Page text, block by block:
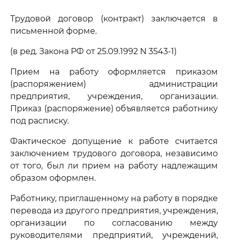
Трудовой договор (контракт) заключается в
письменной форме.
(в ред. Закона РФ от 25.09.1992 N 3543-1)
Прием на работу оформляется приказом
(распоряжением) администрации
предприятия, учреждения, организации.
Приказ (распоряжение) объявляется работнику
под расписку.
Фактическое допущение к работе считается
заключением трудового договора, независимо
от того, был ли прием на работу надлежащим
образом оформлен.
Работнику, приглашенному на работу в порядке
перевода из другого предприятия, учреждения,
организации по согласованию между
руководителями предприятий, учреждений,